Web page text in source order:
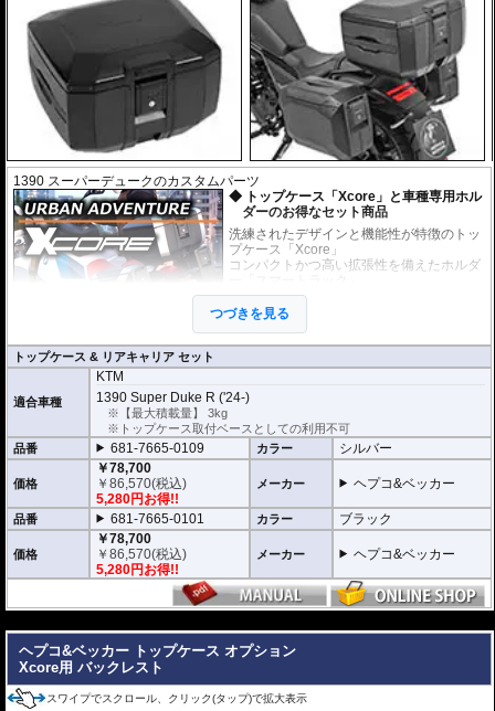
1390 スーパーデュークのカスタムパーツ
トップケース「Xcore」と車種専用ホル
ダーのお得なセット商品
洗練されたデザインと機能性が特徴のトッ
プケース「Xcore」
コンパクトかつ高い拡張性を備えたホルダ
上記のケースとホルダーがセットになった
お得なセット商品です。
未知の冒険へ挑むための次世代アドベン
高いデザイン性と機能性を兼ね備え、長距離ツーリングから日々のライディ
ングまで完璧にサポートする次世代のハードケース「XCORE（エックスコ
ア）」シリーズ。
その「XCORE（エックスコア）」シリーズに待望のトップケースが登場。頑
丈な構造と洗練された外観があなたのモーターサイクルライフを一段上のス
テージへと引き上げ、新しいアドベンチャーツーリングを切り拓きます。
新世代の装着システム「Smartrack」
新しいXCOREトップケースは、HEPCO&BECKERの最新キャリアシステム
「Smartrack」向けに専用開発。
内蔵されたクイックリリースシステムにより、キャリアへスライドさせるだ
けで迅速かつ安全にロックが完了。
日常使いと本格的なツーリングシーンを瞬時に切り替えることができます。
堅牢なハイブリッド構造 ＆ 圧倒的な防塵・防水性能
高い耐衝撃性を持つエンジニアリング樹脂と、軽量化を実現する高品質アル
ミニウムを融合。さらにXcore独自のエンボス加工を施すことで、過酷な使
用環境下でも歪まない圧倒的な安定性と高耐久性を実現しました。
また、特別設計された高密閉のリッドシールにより、圧倒的な防塵・防水を
達成。過酷なテストを100%クリアした実績が、突発的な豪雨や水しぶき、
つづきを見る
トップケース & リアキャリア セット
適合車種
KTM
1390 Super Duke R ('24-)
※【最大積載量】 3kg
※トップケース取付ベースとしての利用不可
品番
681-7665-0109 カラー シルバー
価格
￥78,700
￥86,570(税込)
5,280円お得!!
メーカー ヘプコ&ベッカー
品番 681-7665-0101 カラー ブラック
価格
￥78,700
￥86,570(税込)
5,280円お得!!
メーカー ヘプコ&ベッカー
ヘプコ&ベッカー トップケース オプション
Xcore用 バックレスト
スワイプでスクロール、クリック(タップ)で拡大表示